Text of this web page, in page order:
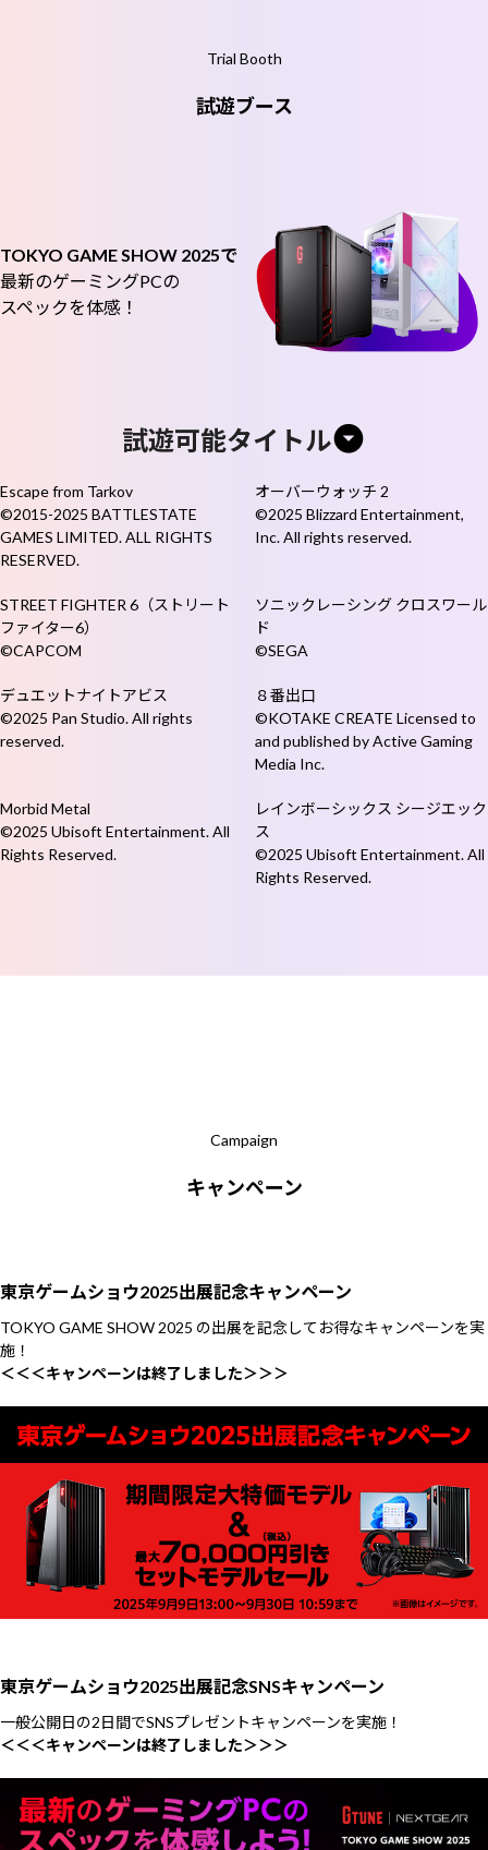
Trial Booth
試遊ブース
TOKYO GAME SHOW 2025で
最新のゲーミングPCの
スペックを体感！
試遊可能タイトル
Escape from Tarkov
©2015-2025 BATTLESTATE
GAMES LIMITED. ALL RIGHTS
RESERVED.
オーバーウォッチ 2
©2025 Blizzard Entertainment,
Inc. All rights reserved.
STREET FIGHTER 6（ストリート
ファイター6）
©CAPCOM
ソニックレーシング クロスワール
ド
©SEGA
デュエットナイトアビス
©2025 Pan Studio. All rights
reserved.
８番出口
©KOTAKE CREATE Licensed to
and published by Active Gaming
Media Inc.
Morbid Metal
©2025 Ubisoft Entertainment. All
Rights Reserved.
レインボーシックス シージエック
ス
©2025 Ubisoft Entertainment. All
Rights Reserved.
Campaign
キャンペーン
東京ゲームショウ2025出展記念キャンペーン
TOKYO GAME SHOW 2025 の出展を記念してお得なキャンペーンを実
施！
＜＜＜キャンペーンは終了しました＞＞＞
東京ゲームショウ2025出展記念SNSキャンペーン
一般公開日の2日間でSNSプレゼントキャンペーンを実施！
＜＜＜キャンペーンは終了しました＞＞＞